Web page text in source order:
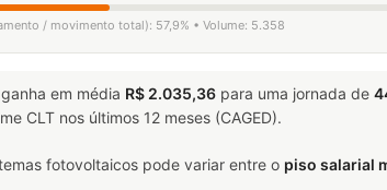
/ movimento total): 57,9% • Volume: 5.358
ganha em média R$ 2.035,36 para uma jornada de
CLT nos últimos 12 meses (CAGED).
fotovoltaicos pode variar entre o piso salarial